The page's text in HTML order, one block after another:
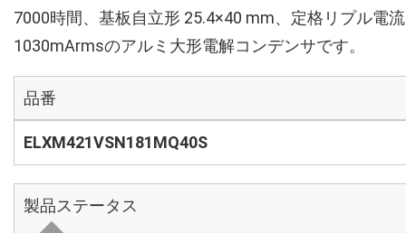
7000時間、基板自立形 25.4×40 mm、定格リプル電流
1030mArmsのアルミ大形電解コンデンサです。
品番
ELXM421VSN181MQ40S
製品ステータス